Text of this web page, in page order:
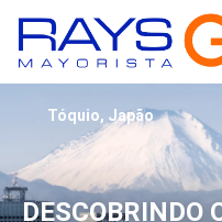
DESCOBRINDO
Tóquio, Japão